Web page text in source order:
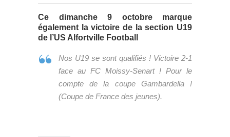
Ce dimanche 9 octobre marque
également la victoire de la section U19
de l’US Alfortville Football
Nos U19 se sont qualifiés ! Victoire 2-1
face au FC Moissy-Senart ! Pour le
compte de la coupe Gambardella !
(Coupe de France des jeunes).